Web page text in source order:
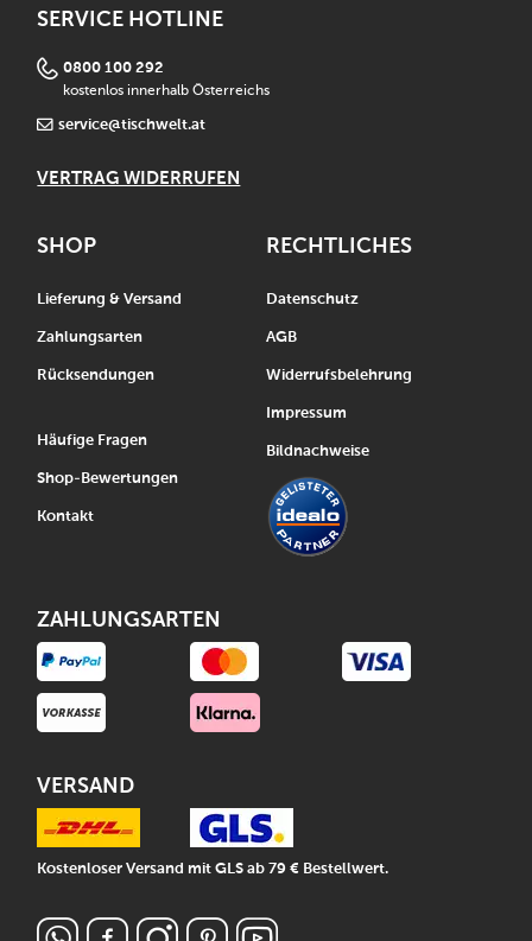
SERVICE HOTLINE
0800 100 292
kostenlos innerhalb Österreichs
service@tischwelt.at
VERTRAG WIDERRUFEN
SHOP
Lieferung & Versand
Zahlungsarten
Rücksendungen
Häufige Fragen
Shop-Bewertungen
Kontakt
RECHTLICHES
Datenschutz
AGB
Widerrufsbelehrung
Impressum
Bildnachweise
ZAHLUNGSARTEN
VERSAND
Kostenloser Versand mit GLS ab 79 € Bestellwert.